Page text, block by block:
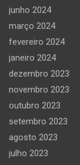
junho 2024
março 2024
fevereiro 2024
janeiro 2024
dezembro 2023
novembro 2023
outubro 2023
setembro 2023
agosto 2023
julho 2023